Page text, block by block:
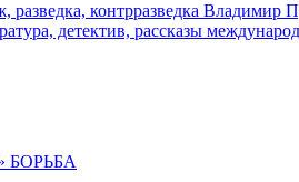
разведка, контрразведка Владимир
детектив, рассказы